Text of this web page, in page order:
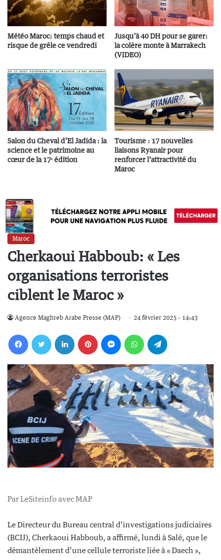
Météo Maroc: temps chaud et
risque de grêle ce vendredi
Jusqu’à 40 DH pour se garer:
la colère monte à Marrakech
(VIDEO)
Salon du Cheval d’El Jadida : la
science et le patrimoine au
cœur de la 17ᵉ édition
Tourisme : 17 nouvelles
liaisons Ryanair pour
renforcer l’attractivité du
Maroc